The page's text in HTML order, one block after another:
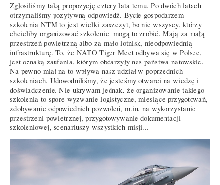
Zgłosiliśmy taką propozycję cztery lata temu. Po dwóch latach
otrzymaliśmy pozytywną odpowiedź. Bycie gospodarzem
szkolenia NTM to jest wielki zaszczyt, bo nie wszyscy, którzy
chcieliby organizować szkolenie, mogą to zrobić. Mają za małą
przestrzeń powietrzną albo za mało lotnisk, nieodpowiednią
infrastrukturę. To, że NATO Tiger Meet odbywa się w Polsce,
jest oznaką zaufania, którym obdarzyły nas państwa natowskie.
Na pewno miał na to wpływa nasz udział w poprzednich
szkoleniach. Udowodniliśmy, że jesteśmy otwarci na wiedzę i
doświadczenie. Nie ukrywam jednak, że organizowanie takiego
szkolenia to spore wyzwanie logistyczne, miesiące przygotowań,
zdobywanie odpowiednich pozwoleń, m.in. na wykorzystanie
przestrzeni powietrznej, przygotowywanie dokumentacji
szkoleniowej, scenariuszy wszystkich misji...